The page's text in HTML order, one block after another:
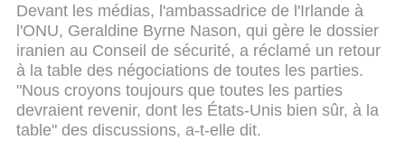
Devant les médias, l'ambassadrice de l'Irlande à
l'ONU, Geraldine Byrne Nason, qui gère le dossier
iranien au Conseil de sécurité, a réclamé un retour
à la table des négociations de toutes les parties.
"Nous croyons toujours que toutes les parties
devraient revenir, dont les États-Unis bien sûr, à la
table" des discussions, a-t-elle dit.